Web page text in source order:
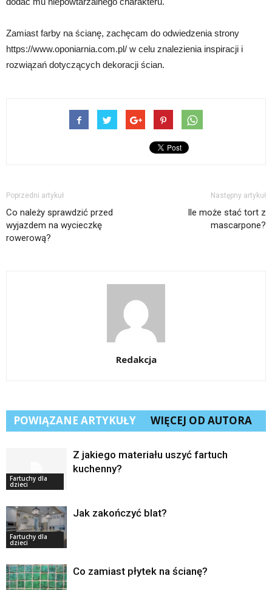
Zamiast farby na ścianę, zachęcam do odwiedzenia strony
https://www.oponiarnia.com.pl/ w celu znalezienia inspiracji i
rozwiązań dotyczących dekoracji ścian.
Poprzedni artykuł
Co należy sprawdzić przed
wyjazdem na wycieczkę
rowerową?
Następny artykuł
Ile może stać tort z
mascarpone?
Redakcja
POWIĄZANE ARTYKUŁY WIĘCEJ OD AUTORA
Fartuchy dla
dzieci
Z jakiego materiału uszyć fartuch
kuchenny?
Fartuchy dla
dzieci
Jak zakończyć blat?
Co zamiast płytek na ścianę?